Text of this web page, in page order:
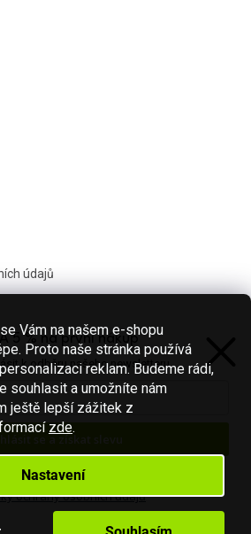
Vám na našem e-shopu
Proto naše stránka používá
reklam. Budeme rádi,
souhlasit a umožníte nám
ještě lepší zážitek z
zde.
Nastavení
údajů
0KS /0 KČ
5 % na první nákup
k odběru našeho newsletteru.
se a získat slevu
e-mail je u nás v bezpečí.
ochrany osobních údajů